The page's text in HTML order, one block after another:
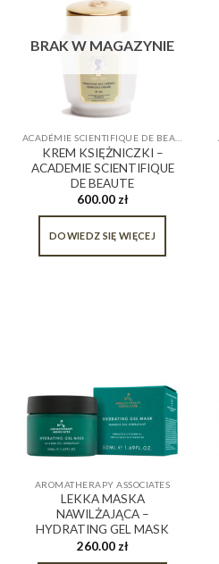
BRAK W MAGAZYNIE
KREM KSIĘŻNICZKI –
ACADEMIE SCIENTIFIQUE
DE BEAUTE
600.00 zł
DOWIEDZ SIĘ WIĘCEJ
AROMATHERAPY ASSOCIATES
LEKKA MASKA
NAWILŻAJĄCA –
HYDRATING GEL MASK
260.00 zł